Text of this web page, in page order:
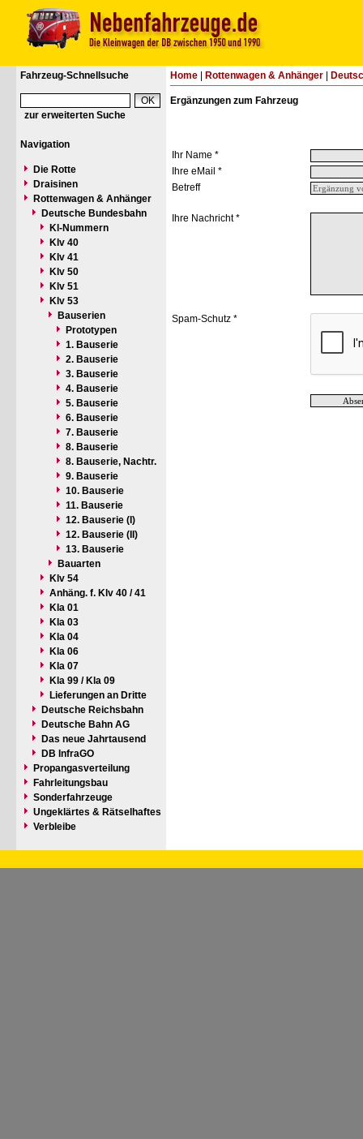
Fahrzeug-Schnellsuche
zur erweiterten Suche
Navigation
Die Rotte
Draisinen
Rottenwagen & Anhänger
Deutsche Bundesbahn
Kl-Nummern
Klv 40
Klv 41
Klv 50
Klv 51
Klv 53
Bauserien
Prototypen
1. Bauserie
2. Bauserie
3. Bauserie
4. Bauserie
5. Bauserie
6. Bauserie
7. Bauserie
8. Bauserie
8. Bauserie, Nachtr.
9. Bauserie
10. Bauserie
11. Bauserie
12. Bauserie (I)
12. Bauserie (II)
13. Bauserie
Bauarten
Klv 54
Anhäng. f. Klv 40 / 41
Kla 01
Kla 03
Kla 04
Kla 06
Kla 07
Kla 99 / Kla 09
Lieferungen an Dritte
Deutsche Reichsbahn
Deutsche Bahn AG
Das neue Jahrtausend
DB InfraGO
Propangasverteilung
Fahrleitungsbau
Sonderfahrzeuge
Ungeklärtes & Rätselhaftes
Verbleibe
Home Rottenwagen & Anhänger
Ergänzungen zum Fahrzeug
Ihr Name *
Ihre eMail *
Betreff
Ihre Nachricht *
Spam-Schutz *